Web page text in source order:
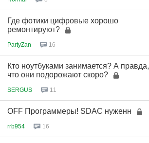
Где фотики цифровые хорошо
ремонтируют?
PartyZan 16
Кто ноутбуками занимается? А правда,
что они подорожают скоро?
SERGUS 11
OFF Программеры! SDAC нуженн
rrb954 16